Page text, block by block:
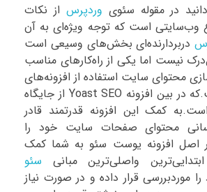
در مقوله سئوی وردپرس از نکات
وب‌سایتی است که توجه ویژه‌ای به آن
دربردارنده‌ای بخش‌های وسیعی است
نیست اما یکی از راه‌کارهای مناسب
محتوای سایت استفاده از افزونه‌های
سئو وردپرس است.که در بین افزونه Yoast SEO از جایگاه
است.به کمک این افزونه قدرتمند قادر
محتوای صفحات سایت خود را
اصل افزونه یوست سئو به شما کمک
واصلی‌ترین مبانی سئو
موردبررسی قرار داده و در صورت نیاز